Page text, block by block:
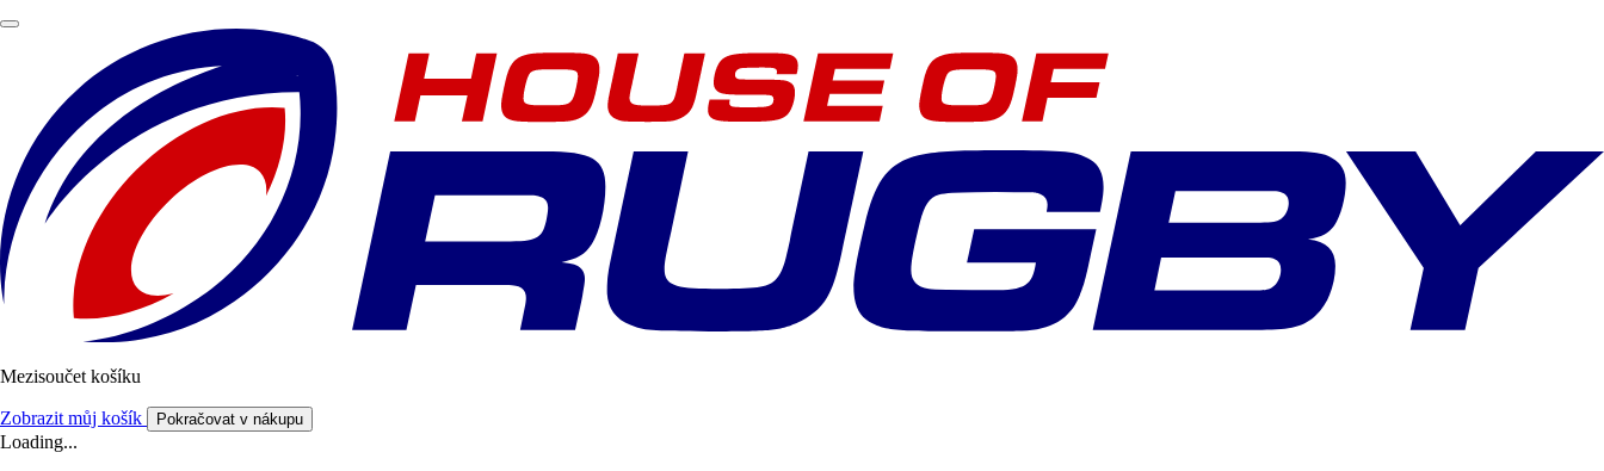
Mezisoučet košíku
Zobrazit můj košík Pokračovat v nákupu
Loading...